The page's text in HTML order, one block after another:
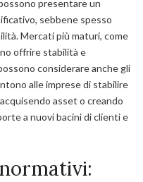
presentare un
sebbene spesso
Mercati più maturi, come
offrire stabilità e
considerare anche gli
alle imprese di stabilire
asset o creando
a nuovi bacini di clienti e